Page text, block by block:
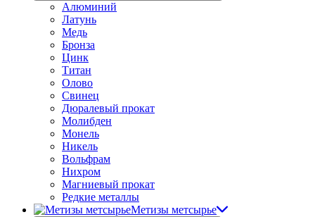
Алюминий
Латунь
Медь
Бронза
Цинк
Титан
Олово
Свинец
Дюралевый прокат
Молибден
Монель
Никель
Вольфрам
Нихром
Магниевый прокат
Редкие металлы
Метизы метсырье